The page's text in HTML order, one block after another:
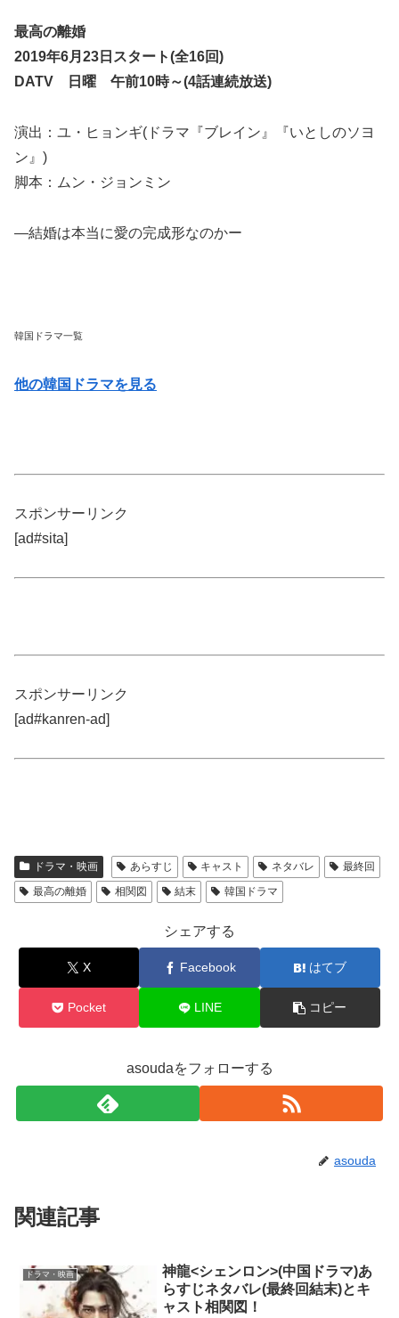
最高の離婚
2019年6月23日スタート(全16回)
DATV 日曜 午前10時～(4話連続放送)
演出：ユ・ヒョンギ(ドラマ『ブレイン』『いとしのソヨ
ン』)
脚本：ムン・ジョンミン
―結婚は本当に愛の完成形なのかー
韓国ドラマ一覧
他の韓国ドラマを見る
スポンサーリンク
[ad#sita]
スポンサーリンク
[ad#kanren-ad]
ドラマ・映画 あらすじ キャスト ネタバレ
最終回
最高の離婚
相関図 結末 韓国ドラマ
シェアする
X Facebook はてブ
Pocket LINE コピー
asoudaをフォローする
asouda
関連記事
ドラマ・映画
神龍<シェンロン>(中国ドラマ)あ
らすじネタバレ(最終回結末)とキ
ャスト相関図！